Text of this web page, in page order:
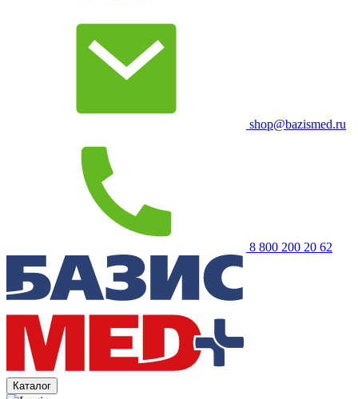
shop@bazismed.ru
8 800 200 20 62
Каталог